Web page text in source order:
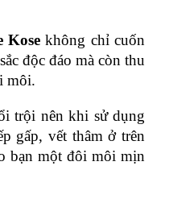
Kose không chỉ cuốn
độc đáo mà còn thu
môi.
trội nên khi sử dụng
gấp, vết thâm ở trên
bạn một đôi môi mịn